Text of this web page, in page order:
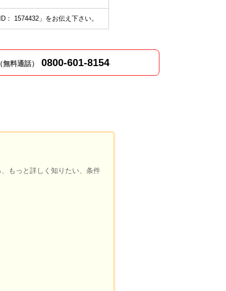
： 1574432」をお伝え下さい。
料通話） 0800-601-8154
もっと詳しく知りたい、条件